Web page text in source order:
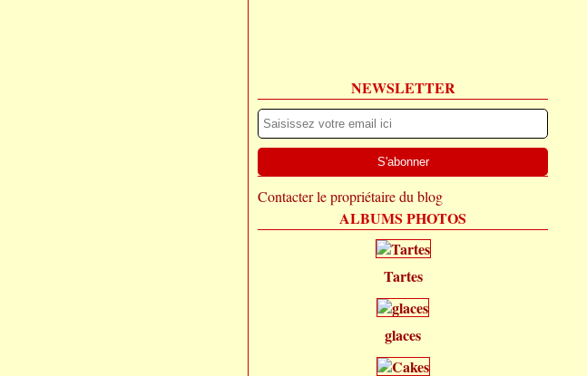
NEWSLETTER
Contacter le propriétaire du blog
ALBUMS PHOTOS
Tartes
glaces